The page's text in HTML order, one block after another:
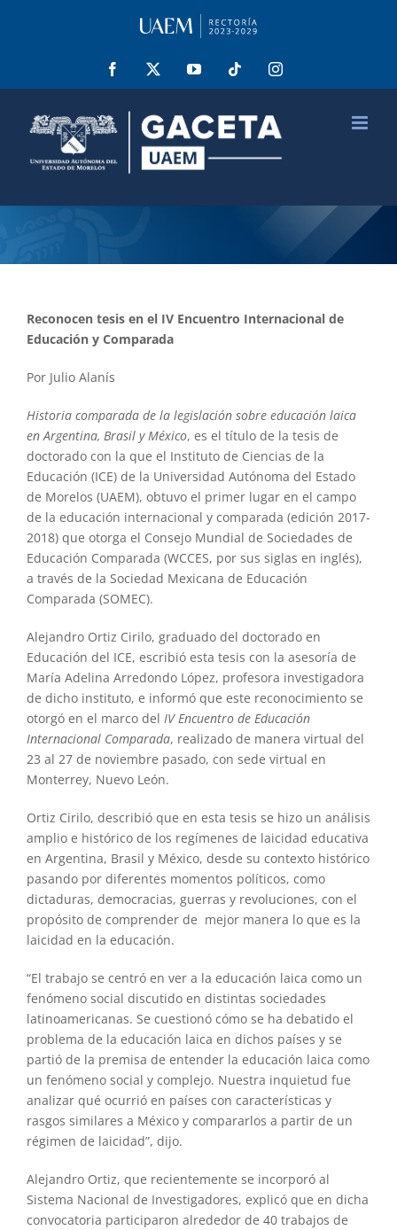
Facebook YouTube Tiktok Instagram
Reconocen tesis en el IV Encuentro Internacional de
Educación y Comparada
Por Julio Alanís
Historia comparada de la legislación sobre educación laica
en Argentina, Brasil y México, es el título de la tesis de
doctorado con la que el Instituto de Ciencias de la
Educación (ICE) de la Universidad Autónoma del Estado
de Morelos (UAEM), obtuvo el primer lugar en el campo
de la educación internacional y comparada (edición 2017-
2018) que otorga el Consejo Mundial de Sociedades de
Educación Comparada (WCCES, por sus siglas en inglés),
a través de la Sociedad Mexicana de Educación
Comparada (SOMEC).
Alejandro Ortiz Cirilo, graduado del doctorado en
Educación del ICE, escribió esta tesis con la asesoría de
María Adelina Arredondo López, profesora investigadora
de dicho instituto, e informó que este reconocimiento se
otorgó en el marco del IV Encuentro de Educación
Internacional Comparada, realizado de manera virtual del
23 al 27 de noviembre pasado, con sede virtual en
Monterrey, Nuevo León.
Ortiz Cirilo, describió que en esta tesis se hizo un análisis
amplio e histórico de los regímenes de laicidad educativa
en Argentina, Brasil y México, desde su contexto histórico
pasando por diferentes momentos políticos, como
dictaduras, democracias, guerras y revoluciones, con el
propósito de comprender de mejor manera lo que es la
laicidad en la educación.
“El trabajo se centró en ver a la educación laica como un
fenómeno social discutido en distintas sociedades
latinoamericanas. Se cuestionó cómo se ha debatido el
problema de la educación laica en dichos países y se
partió de la premisa de entender la educación laica como
un fenómeno social y complejo. Nuestra inquietud fue
analizar qué ocurrió en países con características y
rasgos similares a México y compararlos a partir de un
régimen de laicidad”, dijo.
Alejandro Ortiz, que recientemente se incorporó al
Sistema Nacional de Investigadores, explicó que en dicha
convocatoria participaron alrededor de 40 trabajos de